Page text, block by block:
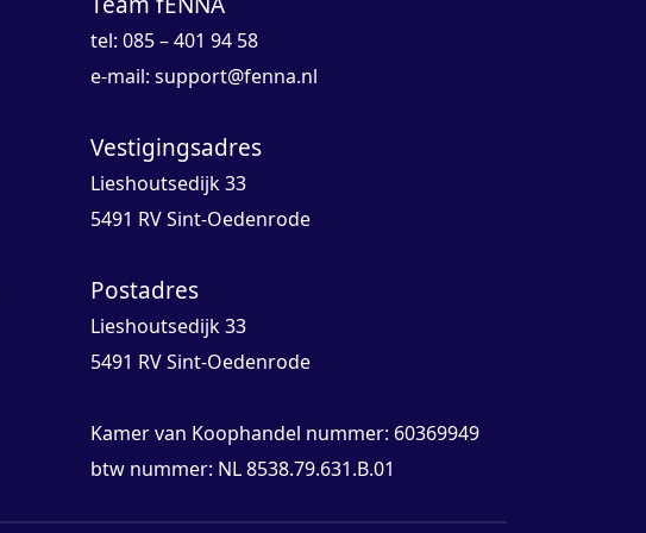
tel: 085 – 401 94 58
e-mail: support@fenna.nl
Vestigingsadres
Lieshoutsedijk 33
5491 RV Sint-Oedenrode
Postadres
Lieshoutsedijk 33
5491 RV Sint-Oedenrode
Kamer van Koophandel nummer: 60369949
btw nummer: NL 8538.79.631.B.01